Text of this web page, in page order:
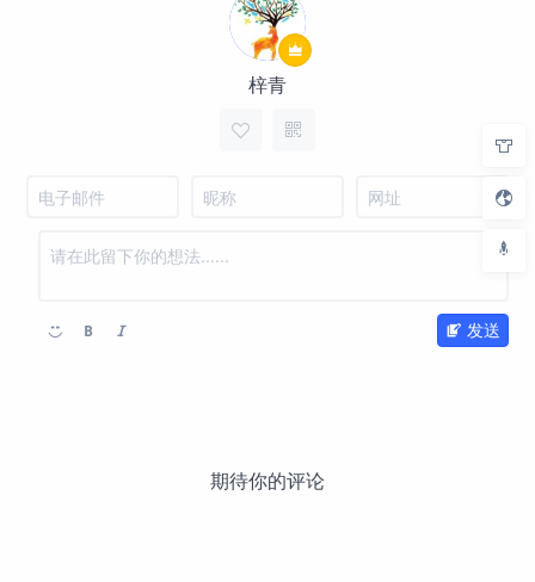
梓青
发送
期待你的评论